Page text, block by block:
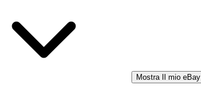
Mostra Il mio eBay